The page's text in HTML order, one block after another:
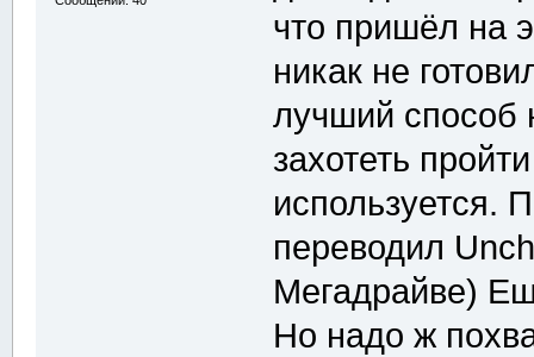
что пришёл на
никак не
лучший способ
захотеть
используется.
переводил
Мегадрайве)
Но надо ж